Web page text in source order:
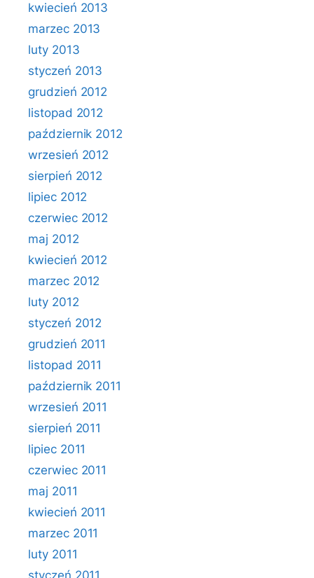
kwiecień 2013
marzec 2013
luty 2013
styczeń 2013
grudzień 2012
listopad 2012
październik 2012
wrzesień 2012
sierpień 2012
lipiec 2012
czerwiec 2012
maj 2012
kwiecień 2012
marzec 2012
luty 2012
styczeń 2012
grudzień 2011
listopad 2011
październik 2011
wrzesień 2011
sierpień 2011
lipiec 2011
czerwiec 2011
maj 2011
kwiecień 2011
marzec 2011
luty 2011
styczeń 2011